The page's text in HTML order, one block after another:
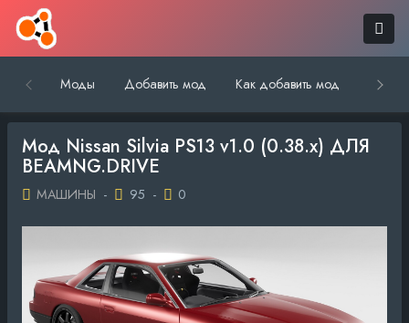
Моды Добавить мод Как добавить мод
Мод Nissan Silvia PS13 v1.0 (0.38.x) ДЛЯ
BEAMNG.DRIVE
МАШИНЫ - 95 - 0